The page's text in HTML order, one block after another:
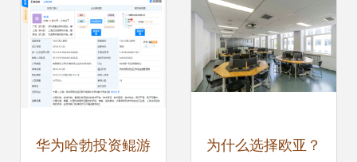
华为哈勃投资鲲游 为什么选择欧亚？